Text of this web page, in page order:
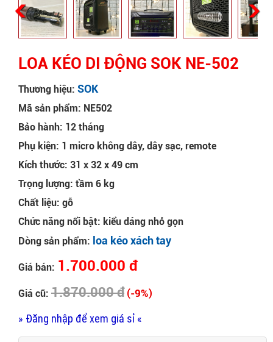
LOA KÉO DI ĐỘNG SOK NE-502
Thương hiệu: SOK
Mã sản phẩm: NE502
Bảo hành: 12 tháng
Phụ kiện: 1 micro không dây, dây sạc, remote
Kích thước: 31 x 32 x 49 cm
Trọng lượng: tầm 6 kg
Chất liệu: gỗ
Chức năng nổi bật: kiểu dáng nhỏ gọn
Dòng sản phẩm: loa kéo xách tay
Giá bán: 1.700.000 đ
Giá cũ: 1.870.000 đ (-9%)
» Đăng nhập để xem giá sỉ «